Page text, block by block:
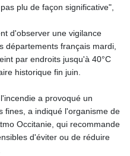
9.34149
54.396619
17.862733
2008.207995
19.811776
73.882892
18.78764
1577.963717
42.540713
10.99759
plu de façon significative",
d'observer une vigilance
départements français mardi,
par endroits jusqu'à 40°C
historique fin juin.
a provoqué un
fines, a indiqué l'organisme de
Occitanie, qui recommande
d'éviter ou de réduire